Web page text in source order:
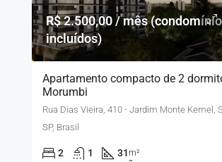
R$ 2.500,00 / mês
incluídos)
Apartamento compacto de 2
Morumbi
Rua Dias Vieira, 410 - Jardim Monte Kemel,
SP, Brasil
2 1 31m²